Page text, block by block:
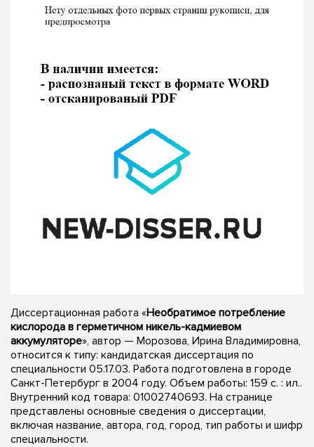
Диссертационная работа «Необратимое потребление
кислорода в герметичном никель-кадмиевом
аккумуляторе», автор — Морозова, Ирина Владимировна,
относится к типу: кандидатская диссертация по
специальности 05.17.03. Работа подготовлена в городе
Санкт-Петербург в 2004 году. Объем работы: 159 с. : ил..
Внутренний код товара: 01002740693. На странице
представлены основные сведения о диссертации,
включая название, автора, год, город, тип работы и шифр
специальности.